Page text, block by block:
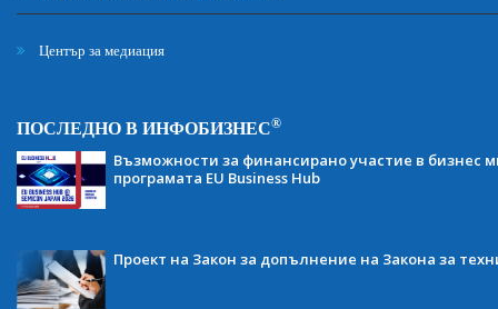
Център за медиация
ПОСЛЕДНО В ИНФОБИЗНЕС®
Възможности за финансирано участие в бизнес
програмата EU Business Hub
Проект на Закон за допълнение на Закона за